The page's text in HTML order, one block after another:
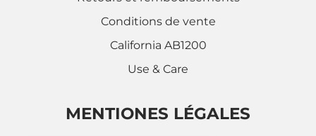
Conditions de vente
California AB1200
Use & Care
MENTIONES LÉGALES